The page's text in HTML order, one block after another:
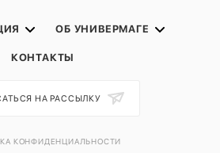
ОБ УНИВЕРМАГЕ
КОНТАКТЫ
НА РАССЫЛКУ
КОНФИДЕНЦИАЛЬНОСТИ